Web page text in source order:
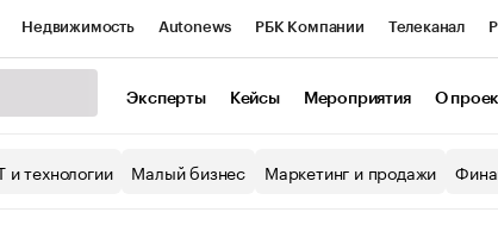
Недвижимость Autonews РБК Компании Телеканал
Экономика Бизнес
Эксперты Кейсы Мероприятия О
и технологии Малый бизнес Маркетинг и продажи